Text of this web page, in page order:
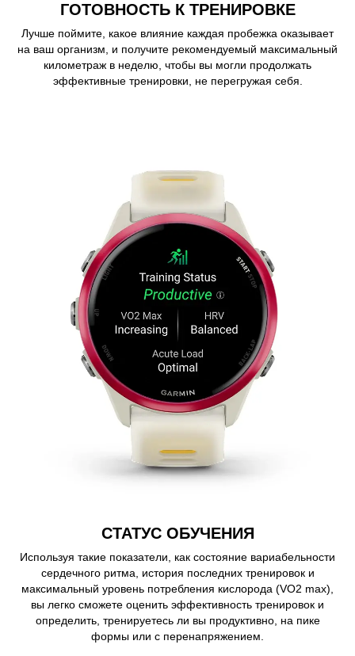
ГОТОВНОСТЬ К ТРЕНИРОВКЕ
Лучше поймите, какое влияние каждая пробежка оказывает
на ваш организм, и получите рекомендуемый максимальный
километраж в неделю, чтобы вы могли продолжать
эффективные тренировки, не перегружая себя.
СТАТУС ОБУЧЕНИЯ
Используя такие показатели, как состояние вариабельности
сердечного ритма, история последних тренировок и
максимальный уровень потребления кислорода (VO2 max),
вы легко сможете оценить эффективность тренировок и
определить, тренируетесь ли вы продуктивно, на пике
формы или с перенапряжением.